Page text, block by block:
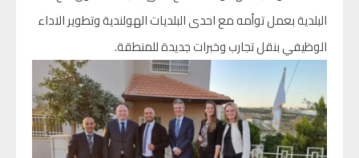
البلدية بعمل توأمه مع احدى البلديات الهولندية وتطوير الاداء
الوظيفي بنقل تجارب وخبرات جديدة للمنطقة.